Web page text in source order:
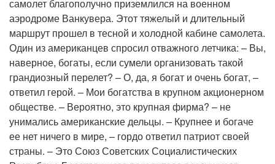
самолет благополучно приземлился на военном
аэродроме Ванкувера. Этот тяжелый и длительный
маршрут прошел в тесной и холодной кабине самолета.
Один из американцев спросил отважного летчика: – Вы,
наверное, богаты, если сумели организовать такой
грандиозный перелет? – О, да, я богат и очень богат, –
ответил герой. – Мои богатства в крупном акционерном
обществе. – Вероятно, это крупная фирма? – не
унимались американские дельцы. – Крупнее и богаче
ее нет ничего в мире, – гордо ответил патриот своей
страны. – Это Союз Советских Социалистических